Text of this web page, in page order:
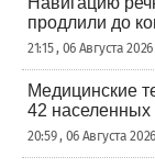
продлили до
21:15 , 06 Августа
Медицинские
42 населенных
20:59 , 06 Августа